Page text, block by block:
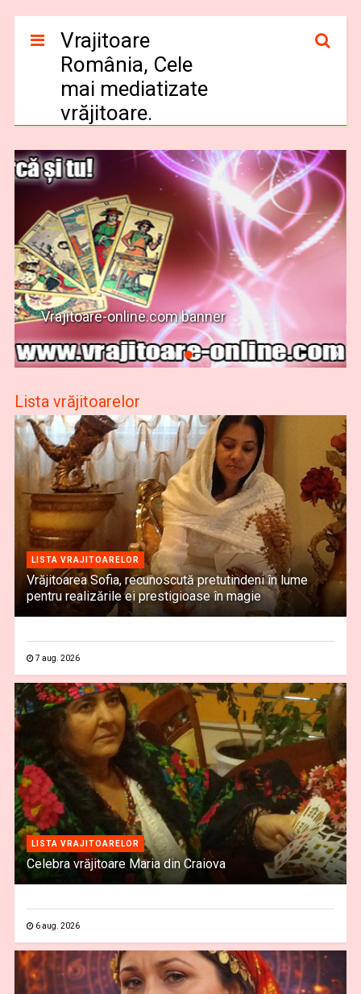
Vrajitoare
România, Cele
mai mediatizate
vrăjitoare.
Vrajitoare-online.com banner
Lista vrăjitoarelor
LISTA VRAJITOARELOR
Vrăjitoarea Sofia, recunoscută pretutindeni în lume
pentru realizările ei prestigioase în magie
7 aug. 2026
LISTA VRAJITOARELOR
Celebra vrăjitoare Maria din Craiova
6 aug. 2026